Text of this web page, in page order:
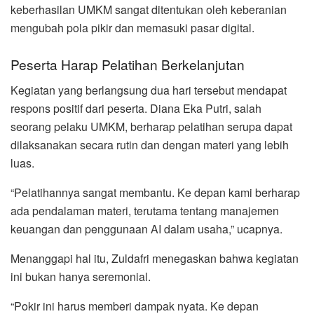
keberhasilan UMKM sangat ditentukan oleh keberanian
mengubah pola pikir dan memasuki pasar digital.
Peserta Harap Pelatihan Berkelanjutan
Kegiatan yang berlangsung dua hari tersebut mendapat
respons positif dari peserta. Diana Eka Putri, salah
seorang pelaku UMKM, berharap pelatihan serupa dapat
dilaksanakan secara rutin dan dengan materi yang lebih
luas.
“Pelatihannya sangat membantu. Ke depan kami berharap
ada pendalaman materi, terutama tentang manajemen
keuangan dan penggunaan AI dalam usaha,” ucapnya.
Menanggapi hal itu, Zuldafri menegaskan bahwa kegiatan
ini bukan hanya seremonial.
“Pokir ini harus memberi dampak nyata. Ke depan